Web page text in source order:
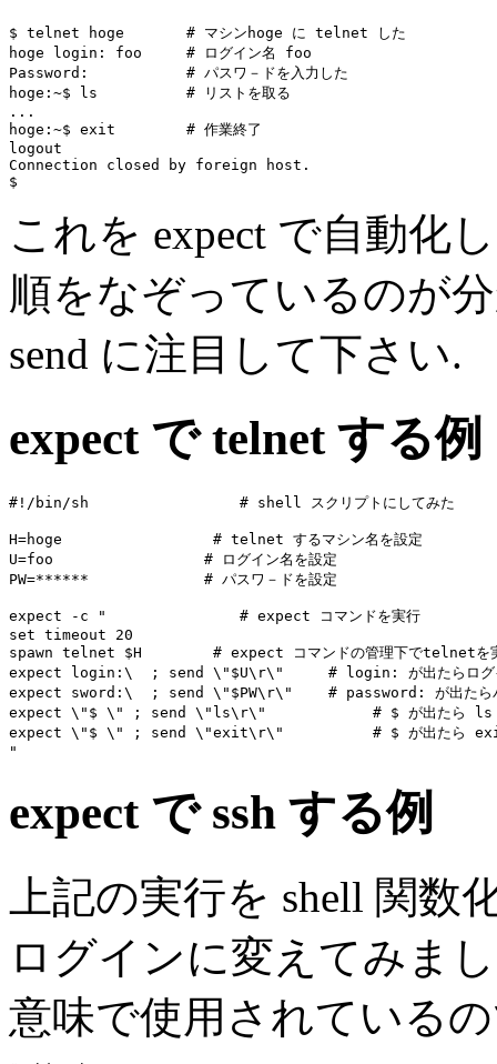
$ telnet hoge       # マシンhoge に telnet した
hoge login: foo     # ログイン名 foo
Password:           # パスワ－ドを入力した
hoge:~$ ls          # リストを取る
...
hoge:~$ exit        # 作業終了
logout
Connection closed by foreign host.
これを expect で自動化
順をなぞっているのが
send に注目して下さい.
expect で telnet する例
#!/bin/sh                 # shell スクリプトにしてみた
H=hoge                 # telnet するマシン名を設定
U=foo                 # ログイン名を設定
PW=******             # パスワ－ドを設定
expect -c "               # expect コマンドを実行
set timeout 20
spawn telnet $H        # expect コマンドの管理下でtelnetを
expect login:\  ; send \"$U\r\"     # login: が出たらログイ
expect sword:\  ; send \"$PW\r\"    # password: が出たらパ
expect \"$ \" ; send \"ls\r\"            # $ が出たら ls を
expect \"$ \" ; send \"exit\r\"          # $ が出たら exit
expect で ssh する例
上記の実行を shell 関数
ログインに変えてみま
意味で使用されている